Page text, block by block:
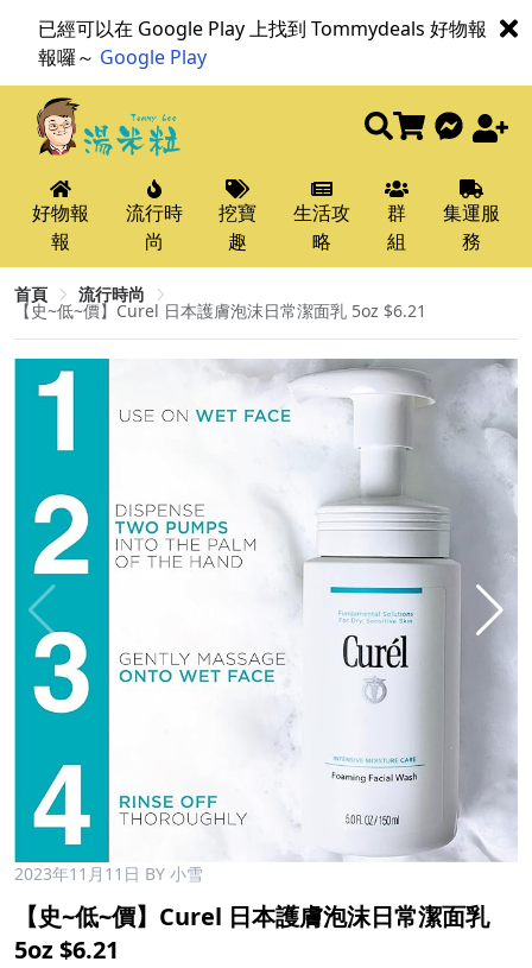
已經可以在 Google Play 上找到 Tommydeals 好物報
報囉～ Google Play
好物報
報
流行時
尚
挖寶
趣
生活攻
略
群
組
集運服
務
首頁 流行時尚
【史~低~價】Curel 日本護膚泡沫日常潔面乳 5oz $6.21
2023年11月11日 BY 小雪
【史~低~價】Curel 日本護膚泡沫日常潔面乳
5oz $6.21